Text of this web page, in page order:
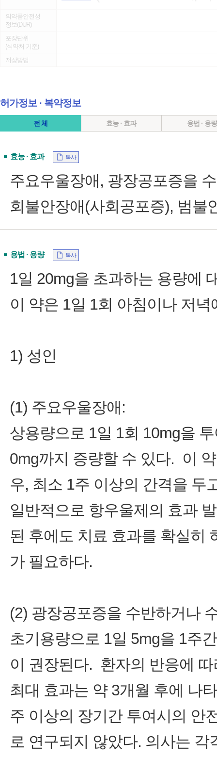
의약품안전성
정보(DUR)
포장단위
(식약처 기준)
저장방법
허가정보 ∙ 복약정보
전 체 효능 · 효과 용법 · 용량
효능 · 효과 복사
주요우울장애, 광장공포증을
회불안장애(사회공포증), 범불
용법 · 용량 복사
1일 20mg을 초과하는 용량에
이 약은 1일 1회 아침이나 저
1) 성인
(1) 주요우울장애:
상용량으로 1일 1회 10mg을
0mg까지 증량할 수 있다. 이
우, 최소 1주 이상의 간격을 두
일반적으로 항우울제의 효과
된 후에도 치료 효과를 확실히
가 필요하다.
(2) 광장공포증을 수반하거나
초기용량으로 1일 5mg을 1주
이 권장된다. 환자의 반응에
최대 효과는 약 3개월 후에 나
주 이상의 장기간 투여시의 안
로 연구되지 않았다. 의사는